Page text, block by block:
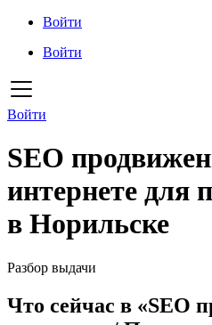
Войти
Войти
Войти
SEO
интернете для
в Норильске
Разбор выдачи
Что сейчас в «SEO